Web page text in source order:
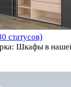
статусов)
Шкафы в